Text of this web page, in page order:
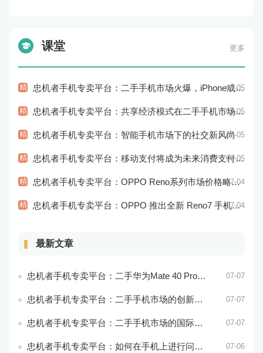
课堂 更多
精 忠机者手机专卖平台：二手手机市场火爆，iPhone成为最受欢迎的品牌07-05
精 忠机者手机专卖平台：共享经济模式在二手手机市场的应用和探索07-05
精 忠机者手机专卖平台：智能手机市场下的社交新风尚07-05
精 忠机者手机专卖平台：移动支付将成为未来消费支付的主流方式07-05
精 忠机者手机专卖平台：OPPO Reno系列市场价格略有回升07-04
精 忠机者手机专卖平台：OPPO 推出全新 Reno7 手机，搭载高端配置07-04
最新文章
忠机者手机专卖平台：二手华为Mate 40 Pro市场价格持续波动 07-07
忠机者手机专卖平台：二手手机市场的创新发展和科技引领 07-07
忠机者手机专卖平台：二手手机市场的国际化发展和拓展海外市场 07-07
忠机者手机专卖平台：如何在手机上进行问卷调查？ 07-06